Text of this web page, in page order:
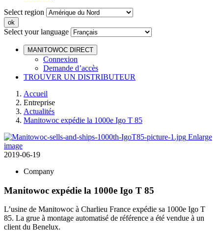
Select region
Select your language
MANITOWOC DIRECT
Connexion
Demande d’accès
TROUVER UN DISTRIBUTEUR
Accueil
Entreprise
Actualités
Manitowoc expédie la 1000e Igo T 85
Enlarge
image
2019-06-19
Company
Manitowoc expédie la 1000e Igo T 85
L’usine de Manitowoc à Charlieu France expédie sa 1000e Igo T
85. La grue à montage automatisé de référence a été vendue à un
client du Benelux.